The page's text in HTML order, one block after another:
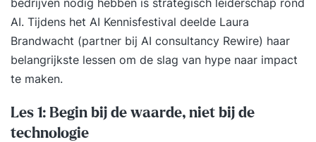
bedrijven nodig hebben is strategisch leiderschap rond
AI. Tijdens het AI Kennisfestival deelde Laura
Brandwacht (partner bij AI consultancy Rewire) haar
belangrijkste lessen om de slag van hype naar impact
te maken.
Les 1: Begin bij de waarde, niet bij de
technologie